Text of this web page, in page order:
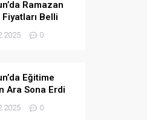
Ramazan
Belli
0
Eğitime
Ara Sona Erdi
0